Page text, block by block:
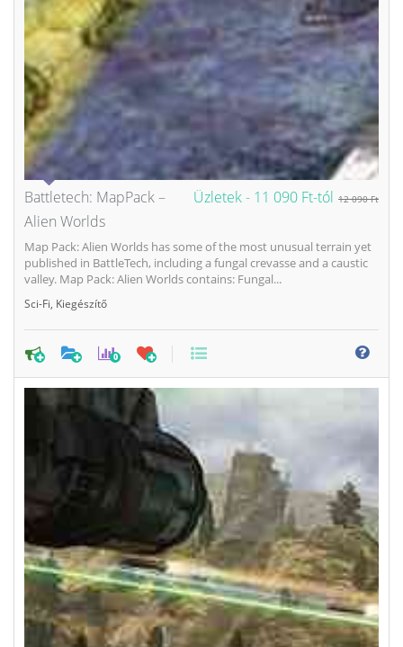
Üzletek - 11 090 Ft-tól 12 090 Ft
Battletech: MapPack –
Alien Worlds
Map Pack: Alien Worlds has some of the most unusual terrain yet
published in BattleTech, including a fungal crevasse and a caustic
valley. Map Pack: Alien Worlds contains: Fungal...
Sci-Fi Kiegészítő
0